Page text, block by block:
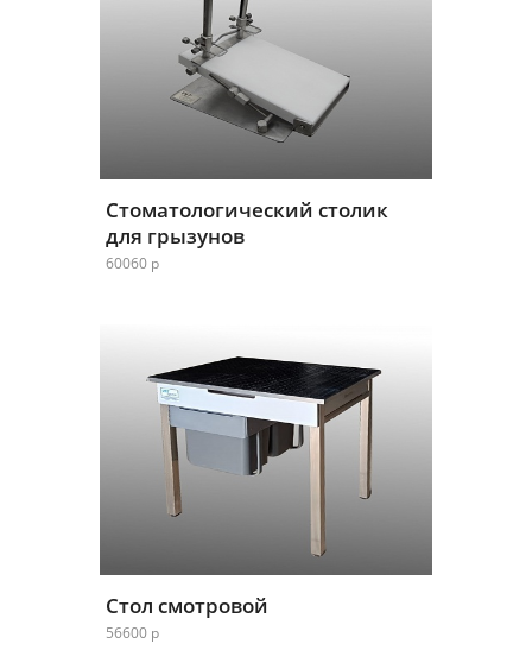
Стоматологический столик
для грызунов
60060 р
Стол смотровой
56600 р